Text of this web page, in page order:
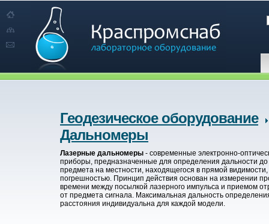
Геодезическое оборудование
Дальномеры
Лазерные дальномеры - современные электронно-
приборы, предназначенные для определения дальности
предмета на местности, находящегося в прямой видимости,
погрешностью. Принцип действия основан на измерении
времени между посылкой лазерного импульса и приемом
от предмета сигнала. Максимальная дальность
расстояния индивидуальна для каждой модели.